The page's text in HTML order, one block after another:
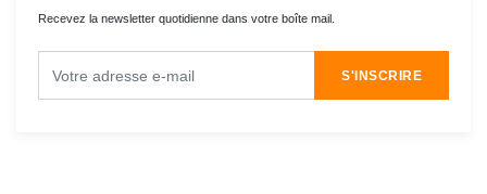
Recevez la newsletter quotidienne dans votre boîte mail.
S'INSCRIRE